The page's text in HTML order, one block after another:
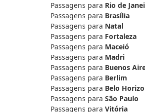
Passagens para Rio de
Passagens para Brasília
Passagens para Natal
Passagens para Fortaleza
Passagens para Maceió
Passagens para Madri
Passagens para Buenos
Passagens para Berlim
Passagens para Belo
Passagens para São Paulo
Passagens para Vitória